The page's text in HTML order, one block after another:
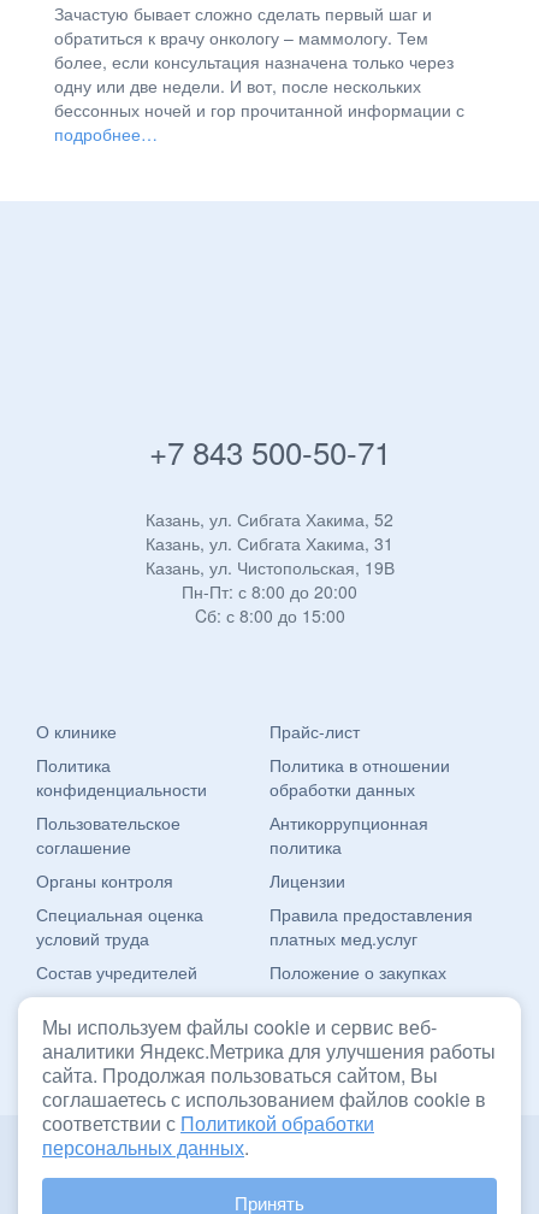
Зачастую бывает сложно сделать первый шаг и
обратиться к врачу онкологу – маммологу. Тем
более, если консультация назначена только через
одну или две недели. И вот, после нескольких
бессонных ночей и гор прочитанной информации с
подробнее…
+7 843 500-50-71
Казань, ул. Сибгата Хакима, 52
Казань, ул. Сибгата Хакима, 31
Казань, ул. Чистопольская, 19В
Пн-Пт: с 8:00 до 20:00
Cб: с 8:00 до 15:00
О клинике
Прайс-лист
Политика
конфиденциальности
Политика в отношении
обработки данных
Пользовательское
соглашение
Антикоррупционная
политика
Органы контроля
Лицензии
Специальная оценка
условий труда
Правила предоставления
платных мед.услуг
Состав учредителей
Положение о закупках
Разработка сайта –
Информация, размещенная на данном сайте, не предназначена для
ИМЕЮТСЯ ПРОТИВОПОКАЗАНИЯ. НЕОБХОДИМА КОНСУЛЬТАЦИЯ
Мы используем файлы cookie и сервис веб-
аналитики Яндекс.Метрика для улучшения работы
сайта. Продолжая пользоваться сайтом, Вы
соглашаетесь с использованием файлов cookie в
соответствии с Политикой обработки
персональных данных.
Принять